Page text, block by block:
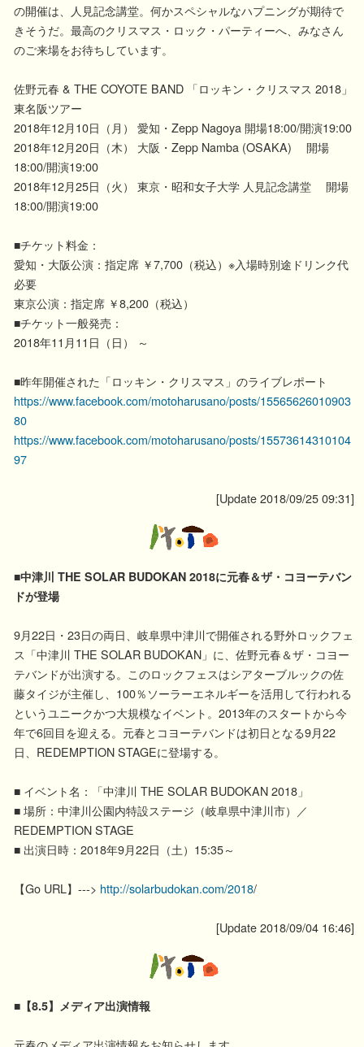
の開催は、人見記念講堂。何かスペシャルなハプニングが期待で
きそうだ。最高のクリスマス・ロック・パーティーへ、みなさん
のご来場をお待ちしています。
佐野元春 & THE COYOTE BAND 「ロッキン・クリスマス 2018」
東名阪ツアー
2018年12月10日（月） 愛知・Zepp Nagoya 開場18:00/開演19:00
2018年12月20日（木） 大阪・Zepp Namba (OSAKA) 開場
18:00/開演19:00
2018年12月25日（火） 東京・昭和女子大学 人見記念講堂 開場
18:00/開演19:00
■チケット料金：
愛知・大阪公演：指定席 ￥7,700（税込）※入場時別途ドリンク代
必要
東京公演：指定席 ￥8,200（税込）
■チケット一般発売：
2018年11月11日（日） ～
■昨年開催された「ロッキン・クリスマス」のライブレポート
https://www.facebook.com/motoharusano/posts/15565626010903
80
https://www.facebook.com/motoharusano/posts/15573614310104
97
[Update 2018/09/25 09:31]
■中津川 THE SOLAR BUDOKAN 2018に元春＆ザ・コヨーテバン
ドが登場
9月22日・23日の両日、岐阜県中津川で開催される野外ロックフェ
ス「中津川 THE SOLAR BUDOKAN」に、佐野元春＆ザ・コヨー
テバンドが出演する。このロックフェスはシアターブルックの佐
藤タイジが主催し、100％ソーラーエネルギーを活用して行われる
というユニークかつ大規模なイベント。2013年のスタートから今
年で6回目を迎える。元春とコヨーテバンドは初日となる9月22
日、REDEMPTION STAGEに登場する。
■ イベント名：「中津川 THE SOLAR BUDOKAN 2018」
■ 場所：中津川公園内特設ステージ（岐阜県中津川市）／
REDEMPTION STAGE
■ 出演日時：2018年9月22日（土）15:35～
【Go URL】---> http://solarbudokan.com/2018/
[Update 2018/09/04 16:46]
■【8.5】メディア出演情報